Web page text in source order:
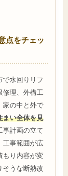
点をチェッ
で水回りリフ
修理、外構工
家の中と外で
まい全体を見
事計画の立て
工事範囲が広
もり内容が変
そうな断熱改